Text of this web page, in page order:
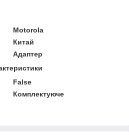
Motorola
Китай
Адаптер
False
Комплектуюче